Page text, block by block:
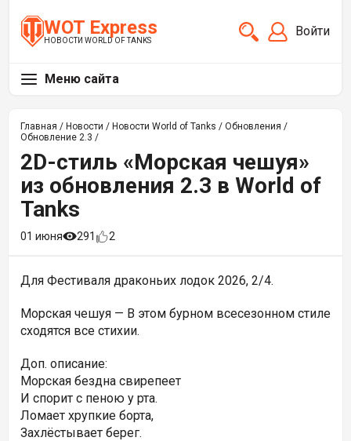
WOT Express
НОВОСТИ WORLD OF TANKS
Войти
Меню сайта
Главная / Новости / Новости World of Tanks / Обновления /
Обновление 2.3 /
2D-стиль «Морская чешуя»
из обновления 2.3 в World of
Tanks
01 июня 291 2
Для Фестиваля драконьих лодок 2026, 2/4.
Морская чешуя — В этом бурном всесезонном стиле
сходятся все стихии.
Доп. описание:
Морская бездна свирепеет
И спорит с пеною у рта.
Ломает хрупкие борта,
Захлёстывает берег.